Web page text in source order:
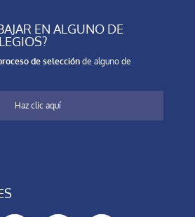
EN ALGUNO DE
de selecciónde alguno de
Haz clic aquí